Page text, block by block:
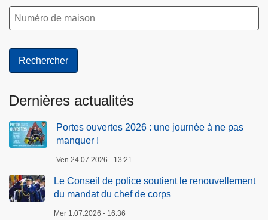
Dernières actualités
Portes ouvertes 2026 : une journée à ne pas
manquer !
Ven 24.07.2026 - 13:21
Le Conseil de police soutient le renouvellement
du mandat du chef de corps
Mer 1.07.2026 - 16:36